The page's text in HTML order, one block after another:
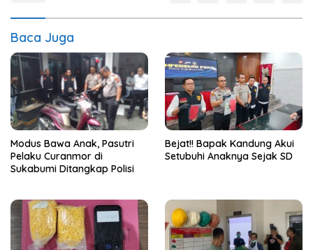
Baca Juga
Modus Bawa Anak, Pasutri
Pelaku Curanmor di
Sukabumi Ditangkap Polisi
Bejat!! Bapak Kandung Akui
Setubuhi Anaknya Sejak SD